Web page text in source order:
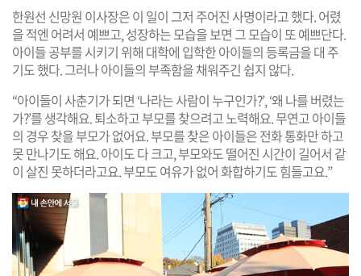
한원선 신망원 이사장은 이 일이 그저 주어진 사명이라고 했다. 어렸
을 적엔 어려서 예쁘고, 성장하는 모습을 보면 그 모습이 또 예쁘단다.
아이들 공부를 시키기 위해 대학에 입학한 아이들의 등록금을 대 주
기도 했다. 그러나 아이들의 부족함을 채워주긴 쉽지 않다.
“아이들이 사춘기가 되면 ‘나라는 사람이 누구인가?’, ‘왜 나를 버렸는
가?’를 생각해요. 퇴소하고 부모를 찾으려고 노력해요. 무연고 아이들
의 경우 찾을 부모가 없어요. 부모를 찾은 아이들은 전화 통화만 하고
못 만나기도 해요. 아이도 다 크고, 부모와도 떨어진 시간이 길어서 같
이 살진 못하더라고요. 부모도 여유가 없어 화합하기도 힘들고요.”